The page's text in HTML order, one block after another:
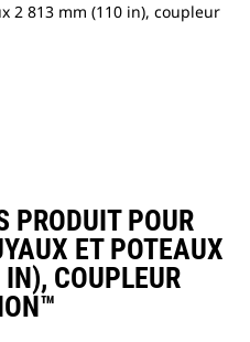
2 813 mm (110 in), coupleur
PRODUIT POUR
ET POTEAUX
COUPLEUR